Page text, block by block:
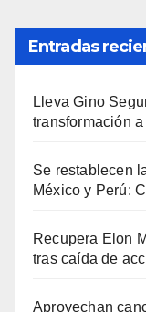
Entradas
Lleva Gino
transformación
Se restablecen
México y Perú:
Recupera Elon
tras caída de
Aprovechan